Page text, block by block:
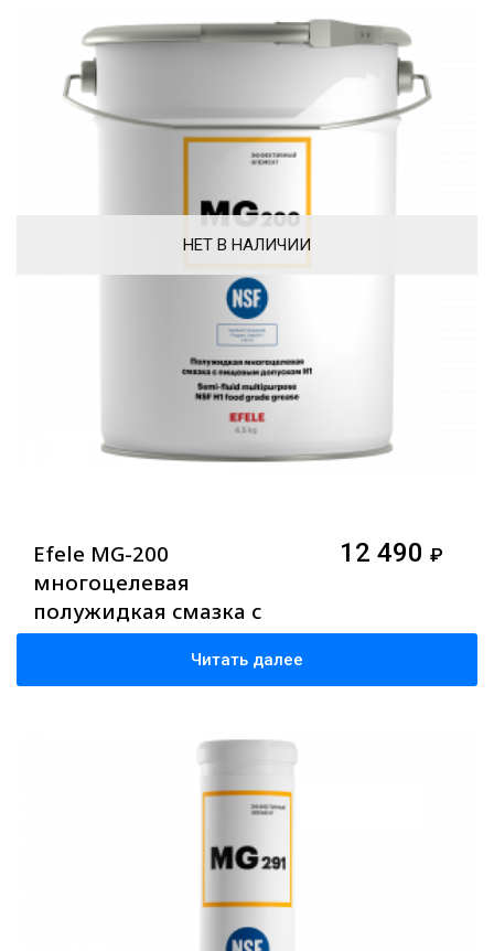
НЕТ В НАЛИЧИИ
Efele MG-200
многоцелевая
полужидкая смазка с
допуском NSF H1, 4,5 кг
12 490 ₽
Читать далее